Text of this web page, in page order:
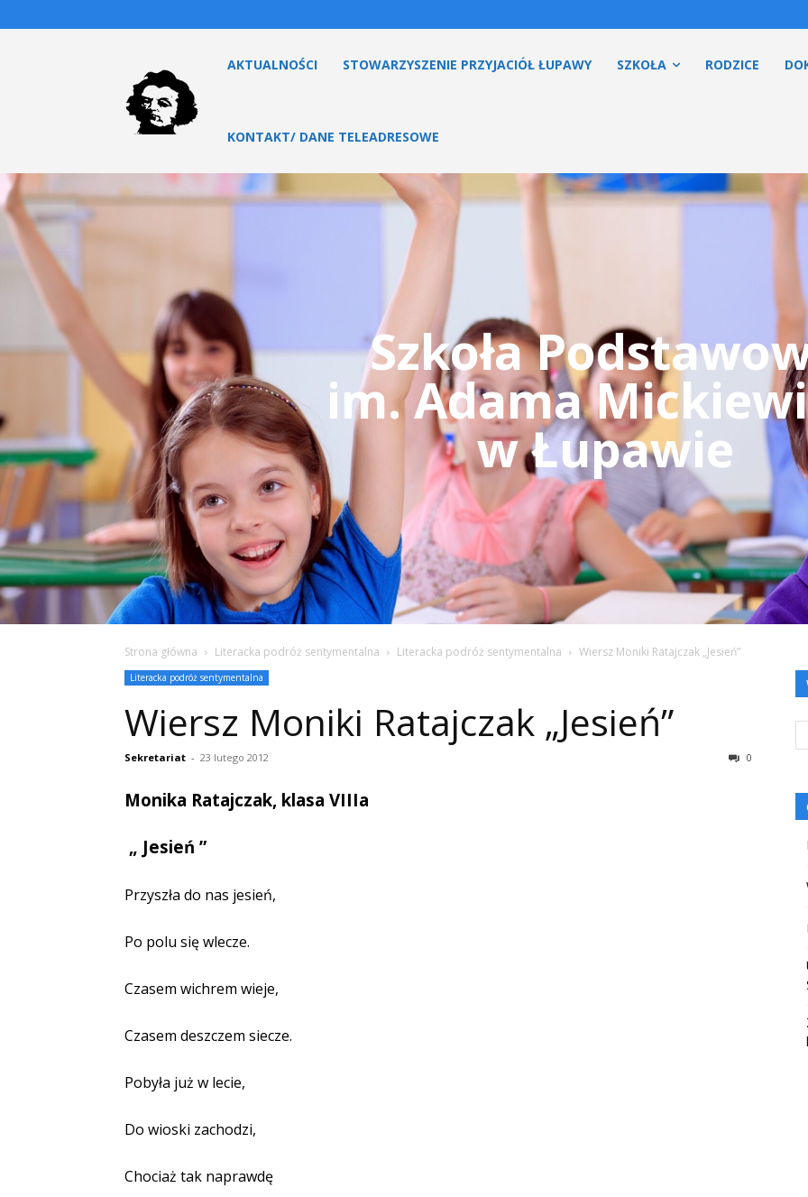
AKTUALNOŚCI STOWARZYSZENIE PRZYJACIÓŁ ŁUPAWY SZKOŁA RODZICE
KONTAKT/ DANE TELEADRESOWE
Szkoła
im. Adama
w Łupawie
Strona główna Literacka podróż sentymentalna Literacka podróż sentymentalna Wiersz Moniki Ratajczak „Jesień”
Literacka podróż sentymentalna
Wiersz Moniki Ratajczak „Jesień”
Sekretariat - 23 lutego 2012 0
Monika Ratajczak, klasa VIIIa
„ Jesień ”
Przyszła do nas jesień,
Po polu się wlecze.
Czasem wichrem wieje,
Czasem deszczem siecze.
Pobyła już w lecie,
Do wioski zachodzi,
Chociaż tak naprawdę